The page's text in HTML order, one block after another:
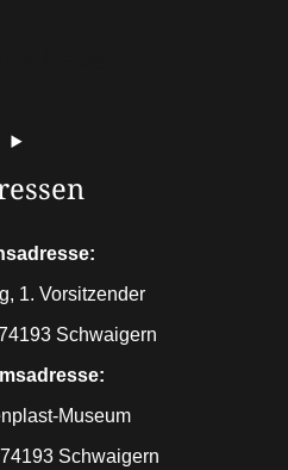
1. Vorsitzender
Schwaigern
Museum
Schwaigern